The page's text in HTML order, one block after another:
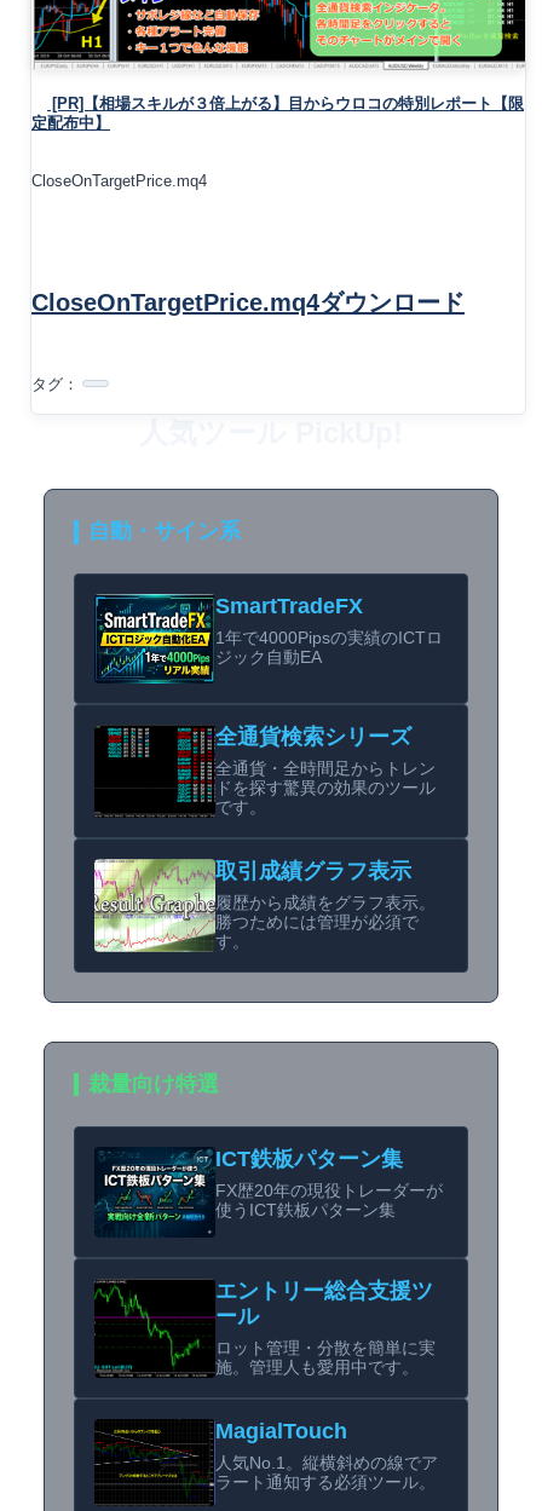
[PR]【相場スキルが３倍上がる】目からウロコの特別レポート【限
定配布中】
CloseOnTargetPrice.mq4
CloseOnTargetPrice.mq4ダウンロード
タグ：
自動・サイン系
SmartTradeFX
1年で4000Pipsの実績のICTロ
ジック自動EA
全通貨検索シリーズ
全通貨・全時間足からトレン
ドを探す驚異の効果のツール
です。
取引成績グラフ表示
履歴から成績をグラフ表示。
勝つためには管理が必須で
す。
裁量向け特選
ICT鉄板パターン集
FX歴20年の現役トレーダーが
使うICT鉄板パターン集
エントリー総合支援ツ
ール
ロット管理・分散を簡単に実
施。管理人も愛用中です。
MagialTouch
人気No.1。縦横斜めの線でア
ラート通知する必須ツール。